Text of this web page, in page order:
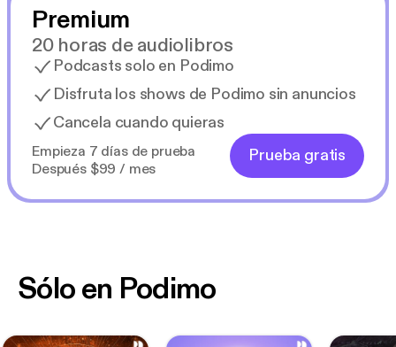
Premium
20 horas de audiolibros
Podcasts solo en Podimo
Disfruta los shows de Podimo sin anuncios
Cancela cuando quieras
Empieza 7 días de prueba
Después $99 / mes
Prueba gratis
Sólo en Podimo